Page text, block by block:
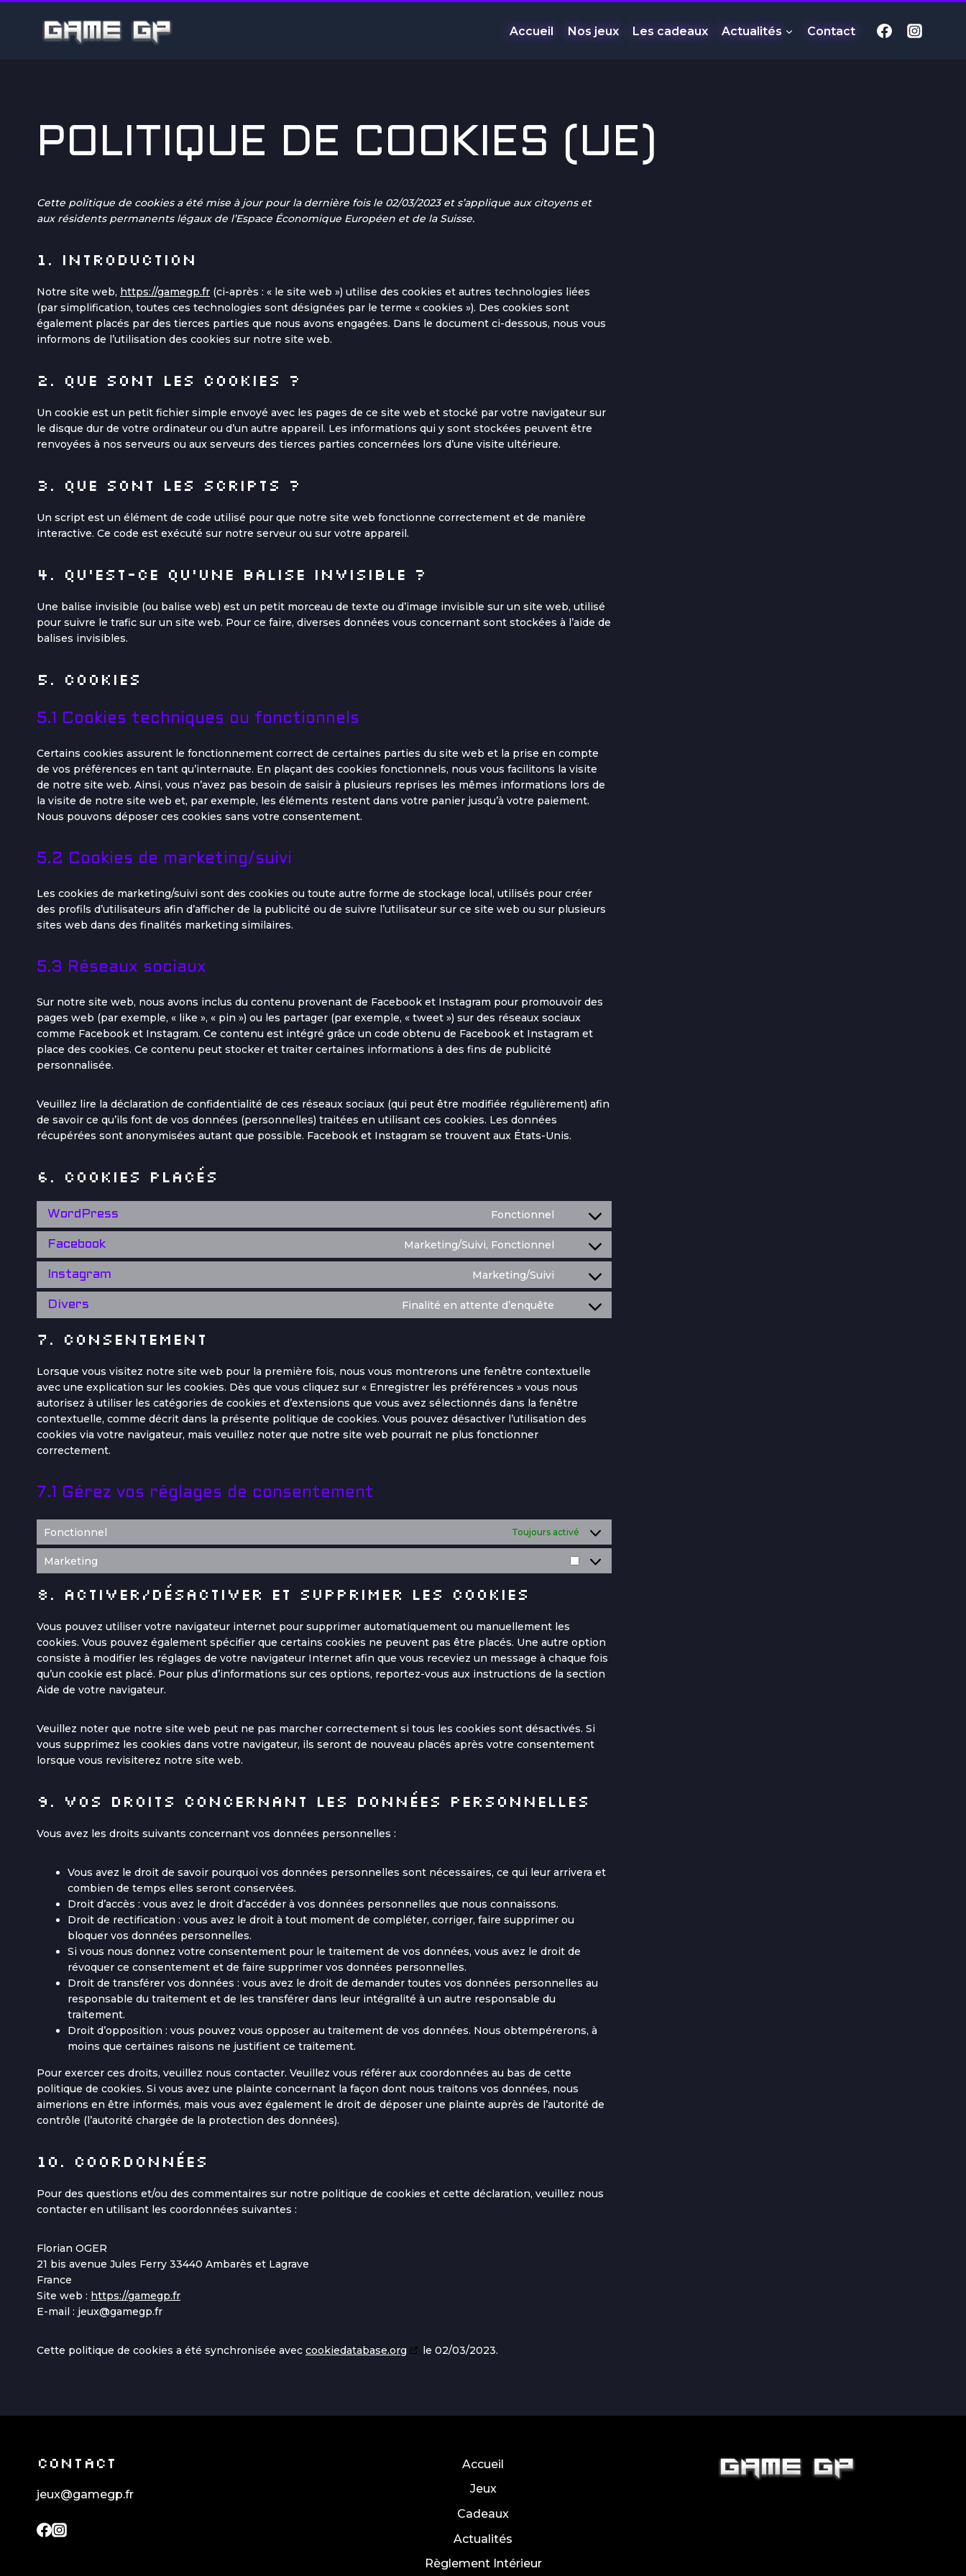
Accueil Nos jeux Les cadeaux Actualités Contact
POLITIQUE DE COOKIES (UE)
Cette politique de cookies a été mise à jour pour la dernière fois le 02/03/2023 et s’applique aux citoyens et
aux résidents permanents légaux de l’Espace Économique Européen et de la Suisse.
1. Introduction
Notre site web, https://gamegp.fr (ci-après : « le site web ») utilise des cookies et autres technologies liées
(par simplification, toutes ces technologies sont désignées par le terme « cookies »). Des cookies sont
également placés par des tierces parties que nous avons engagées. Dans le document ci-dessous, nous vous
informons de l’utilisation des cookies sur notre site web.
2. Que sont les cookies ?
Un cookie est un petit fichier simple envoyé avec les pages de ce site web et stocké par votre navigateur sur
le disque dur de votre ordinateur ou d’un autre appareil. Les informations qui y sont stockées peuvent être
renvoyées à nos serveurs ou aux serveurs des tierces parties concernées lors d’une visite ultérieure.
3. Que sont les scripts ?
Un script est un élément de code utilisé pour que notre site web fonctionne correctement et de manière
interactive. Ce code est exécuté sur notre serveur ou sur votre appareil.
4. Qu’est-ce qu’une balise invisible ?
Une balise invisible (ou balise web) est un petit morceau de texte ou d’image invisible sur un site web, utilisé
pour suivre le trafic sur un site web. Pour ce faire, diverses données vous concernant sont stockées à l’aide de
balises invisibles.
5. Cookies
5.1 Cookies techniques ou fonctionnels
Certains cookies assurent le fonctionnement correct de certaines parties du site web et la prise en compte
de vos préférences en tant qu’internaute. En plaçant des cookies fonctionnels, nous vous facilitons la visite
de notre site web. Ainsi, vous n’avez pas besoin de saisir à plusieurs reprises les mêmes informations lors de
la visite de notre site web et, par exemple, les éléments restent dans votre panier jusqu’à votre paiement.
Nous pouvons déposer ces cookies sans votre consentement.
5.2 Cookies de marketing/suivi
Les cookies de marketing/suivi sont des cookies ou toute autre forme de stockage local, utilisés pour créer
des profils d’utilisateurs afin d’afficher de la publicité ou de suivre l’utilisateur sur ce site web ou sur plusieurs
sites web dans des finalités marketing similaires.
5.3 Réseaux sociaux
Sur notre site web, nous avons inclus du contenu provenant de Facebook et Instagram pour promouvoir des
pages web (par exemple, « like », « pin ») ou les partager (par exemple, « tweet ») sur des réseaux sociaux
comme Facebook et Instagram. Ce contenu est intégré grâce un code obtenu de Facebook et Instagram et
place des cookies. Ce contenu peut stocker et traiter certaines informations à des fins de publicité
personnalisée.
Veuillez lire la déclaration de confidentialité de ces réseaux sociaux (qui peut être modifiée régulièrement) afin
de savoir ce qu’ils font de vos données (personnelles) traitées en utilisant ces cookies. Les données
récupérées sont anonymisées autant que possible. Facebook et Instagram se trouvent aux États-Unis.
6. Cookies placés
WordPress Fonctionnel
Facebook Marketing/Suivi, Fonctionnel
Instagram Marketing/Suivi
Divers Finalité en attente d’enquête
7. Consentement
Lorsque vous visitez notre site web pour la première fois, nous vous montrerons une fenêtre contextuelle
avec une explication sur les cookies. Dès que vous cliquez sur « Enregistrer les préférences » vous nous
autorisez à utiliser les catégories de cookies et d’extensions que vous avez sélectionnés dans la fenêtre
contextuelle, comme décrit dans la présente politique de cookies. Vous pouvez désactiver l’utilisation des
cookies via votre navigateur, mais veuillez noter que notre site web pourrait ne plus fonctionner
correctement.
7.1 Gérez vos réglages de consentement
Fonctionnel Toujours activé
Marketing
8. Activer/désactiver et supprimer les cookies
Vous pouvez utiliser votre navigateur internet pour supprimer automatiquement ou manuellement les
cookies. Vous pouvez également spécifier que certains cookies ne peuvent pas être placés. Une autre option
consiste à modifier les réglages de votre navigateur Internet afin que vous receviez un message à chaque fois
qu’un cookie est placé. Pour plus d’informations sur ces options, reportez-vous aux instructions de la section
Aide de votre navigateur.
Veuillez noter que notre site web peut ne pas marcher correctement si tous les cookies sont désactivés. Si
vous supprimez les cookies dans votre navigateur, ils seront de nouveau placés après votre consentement
lorsque vous revisiterez notre site web.
9. Vos droits concernant les données personnelles
Vous avez les droits suivants concernant vos données personnelles :
Vous avez le droit de savoir pourquoi vos données personnelles sont nécessaires, ce qui leur arrivera et
combien de temps elles seront conservées.
Droit d’accès : vous avez le droit d’accéder à vos données personnelles que nous connaissons.
Droit de rectification : vous avez le droit à tout moment de compléter, corriger, faire supprimer ou
bloquer vos données personnelles.
Si vous nous donnez votre consentement pour le traitement de vos données, vous avez le droit de
révoquer ce consentement et de faire supprimer vos données personnelles.
Droit de transférer vos données : vous avez le droit de demander toutes vos données personnelles au
responsable du traitement et de les transférer dans leur intégralité à un autre responsable du
traitement.
Droit d’opposition : vous pouvez vous opposer au traitement de vos données. Nous obtempérerons, à
moins que certaines raisons ne justifient ce traitement.
Pour exercer ces droits, veuillez nous contacter. Veuillez vous référer aux coordonnées au bas de cette
politique de cookies. Si vous avez une plainte concernant la façon dont nous traitons vos données, nous
aimerions en être informés, mais vous avez également le droit de déposer une plainte auprès de l’autorité de
contrôle (l’autorité chargée de la protection des données).
10. Coordonnées
Pour des questions et/ou des commentaires sur notre politique de cookies et cette déclaration, veuillez nous
contacter en utilisant les coordonnées suivantes :
Florian OGER
21 bis avenue Jules Ferry 33440 Ambarès et Lagrave
France
Site web : https://gamegp.fr
E-mail : jeux@gamegp.fr
Cette politique de cookies a été synchronisée avec cookiedatabase.org le 02/03/2023.
CONTACT
jeux@gamegp.fr
Accueil
Jeux
Cadeaux
Actualités
Règlement Intérieur